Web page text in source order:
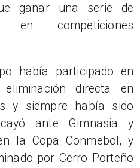
ganar una serie de
en competiciones
había participado en
directa en
y siempre había sido
ante Gimnasia y
la Copa Conmebol, y
por Cerro Porteño